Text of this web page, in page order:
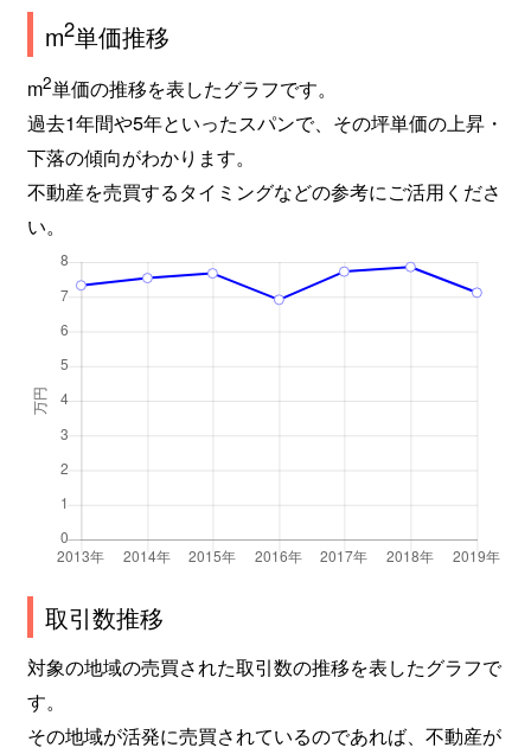
m2単価推移
m2単価の推移を表したグラフです。
過去1年間や5年といったスパンで、その坪単価の上昇・
下落の傾向がわかります。
不動産を売買するタイミングなどの参考にご活用くださ
い。
取引数推移
対象の地域の売買された取引数の推移を表したグラフで
す。
その地域が活発に売買されているのであれば、不動産が